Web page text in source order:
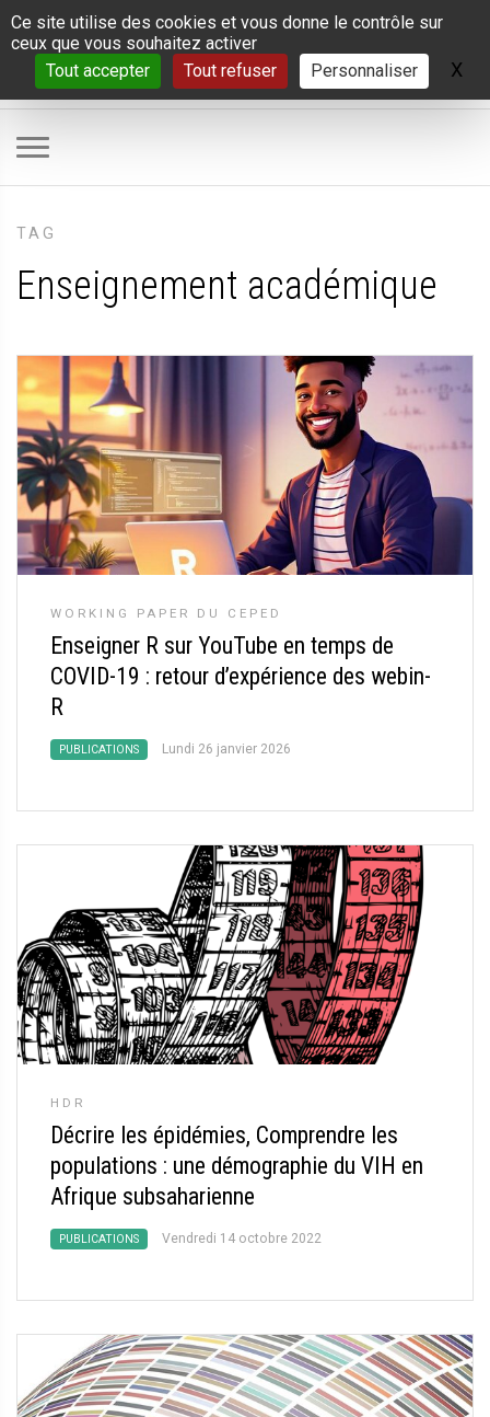
Panneau de gestion des cookies
Ce site utilise des cookies et vous donne le contrôle sur
ceux que vous souhaitez activer
Tout accepter
Tout refuser Personnaliser X
TAG
Enseignement académique
WORKING PAPER DU CEPED
Enseigner R sur YouTube en temps de
COVID-19 : retour d’expérience des webin-
R
PUBLICATIONS Lundi 26 janvier 2026
HDR
Décrire les épidémies, Comprendre les
populations : une démographie du VIH en
Afrique subsaharienne
PUBLICATIONS Vendredi 14 octobre 2022